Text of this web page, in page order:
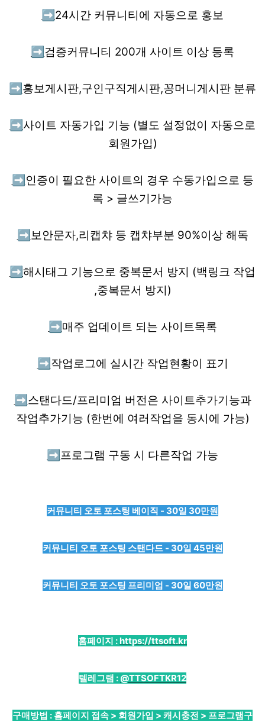
➡️ 24시간 커뮤니티에 자동으로 홍보
➡️ 검증커뮤니티 200개 사이트 이상 등록
➡️ 홍보게시판,구인구직게시판,꽁머니게시판 분류
➡️ 사이트 자동가입 기능 (별도 설정없이 자동으로
회원가입)
➡️ 인증이 필요한 사이트의 경우 수동가입으로 등
록 > 글쓰기가능
➡️ 보안문자,리캡챠 등 캡챠부분 90%이상 해독
➡️해시태그 기능으로 중복문서 방지 (백링크 작업
,중복문서 방지)
➡️ 매주 업데이트 되는 사이트목록
➡️ 작업로그에 실시간 작업현황이 표기
➡️ 스탠다드/프리미엄 버전은 사이트추가기능과
작업추가기능 (한번에 여러작업을 동시에 가능)
➡️ 프로그램 구동 시 다른작업 가능
커뮤니티 오토 포스팅 베이직 - 30일 30만원
커뮤니티 오토 포스팅 스탠다드 - 30일 45만원
커뮤니티 오토 포스팅 프리미엄 - 30일 60만원
홈페이지 :https://ttsoft.kr
텔레그램 : @TTSOFTKR12
구매방법 : 홈페이지 접속 > 회원가입 > 캐시충전 > 프로그램구